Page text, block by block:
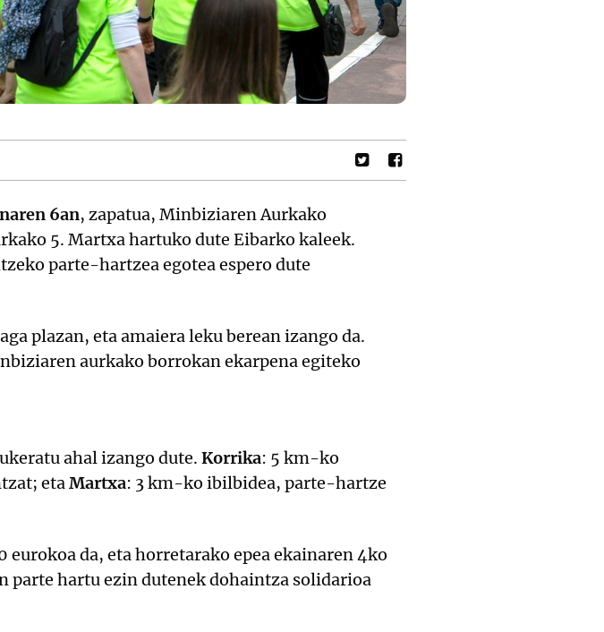
6an, zapatua, Minbiziaren Aurkako
5. Martxa hartuko dute Eibarko kaleek.
parte-hartzea egotea espero dute
plazan, eta amaiera leku berean izango da.
aurkako borrokan ekarpena egiteko
ahal izango dute. Korrika: 5 km-ko
etaMartxa: 3 km-ko ibilbidea, parte-hartze
da, eta horretarako epea ekainaren 4ko
parte hartu ezin dutenek dohaintza solidarioa